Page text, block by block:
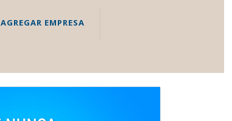
AGREGAR EMPRESA